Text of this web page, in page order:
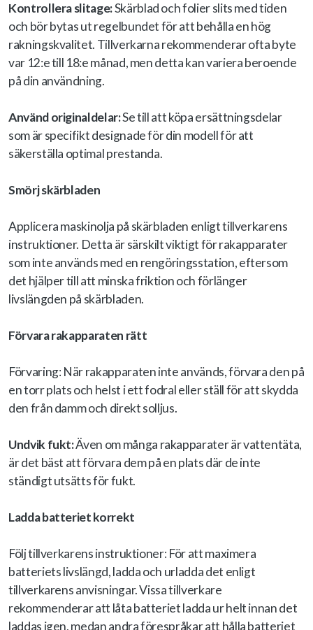
Kontrollera slitage:Skärblad och folier slits med tiden
och bör bytas ut regelbundet för att behålla en hög
rakningskvalitet. Tillverkarna rekommenderar ofta byte
var 12:e till 18:e månad, men detta kan variera beroende
på din användning.
Använd originaldelar:Se till att köpa ersättningsdelar
som är specifikt designade för din modell för att
säkerställa optimal prestanda.
Smörj skärbladen
Applicera maskinolja på skärbladen enligt tillverkarens
instruktioner. Detta är särskilt viktigt för rakapparater
som inte används med en rengöringsstation, eftersom
det hjälper till att minska friktion och förlänger
livslängden på skärbladen.
Förvara rakapparaten rätt
Förvaring: När rakapparaten inte används, förvara den på
en torr plats och helst i ett fodral eller ställ för att skydda
den från damm och direkt solljus.
Undvik fukt:Även om många rakapparater är vattentäta,
är det bäst att förvara dem på en plats där de inte
ständigt utsätts för fukt.
Ladda batteriet korrekt
Följ tillverkarens instruktioner: För att maximera
batteriets livslängd, ladda och urladda det enligt
tillverkarens anvisningar. Vissa tillverkare
rekommenderar att låta batteriet ladda ur helt innan det
laddas igen, medan andra förespråkar att hålla batteriet